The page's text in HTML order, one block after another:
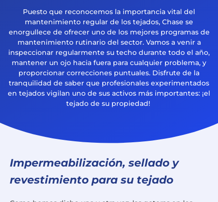
Puesto que reconocemos la importancia vital del
mantenimiento regular de los tejados, Chase se
enorgullece de ofrecer uno de los mejores programas de
mantenimiento rutinario del sector. Vamos a venir a
inspeccionar regularmente su techo durante todo el año,
mantener un ojo hacia fuera para cualquier problema, y
proporcionar correcciones puntuales. Disfrute de la
tranquilidad de saber que profesionales experimentados
en tejados vigilan uno de sus activos más importantes: ¡el
tejado de su propiedad!
Impermeabilización, sellado y
revestimiento para su tejado